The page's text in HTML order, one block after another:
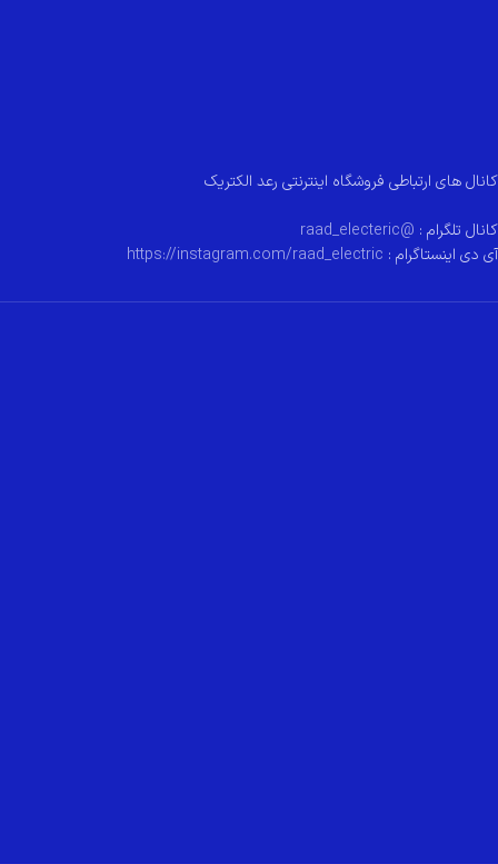
کانال های ارتباطی فروشگاه اینترنتی رعد الکتریک
کانال تلگرام : @raad_electeric
آی دی اینستاگرام : https://instagram.com/raad_electric